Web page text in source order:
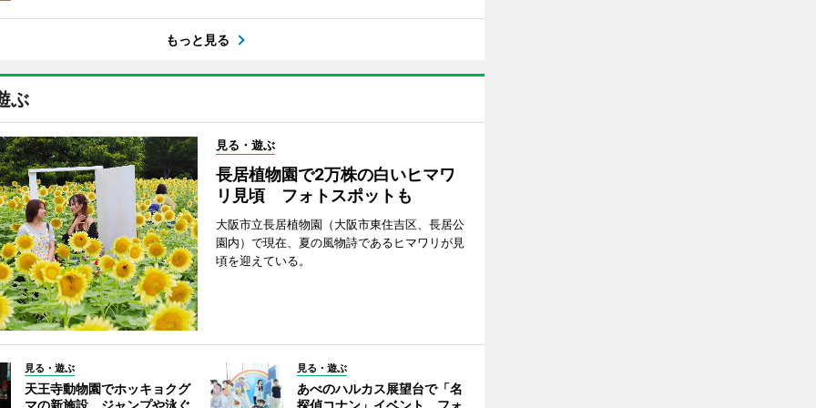
もっと見る
ぶ
見る・遊ぶ
長居植物園で2万株の白いヒマワ
リ見頃 フォトスポットも
大阪市立長居植物園（大阪市東住吉区、長居公
園内）で現在、夏の風物詩であるヒマワリが見
頃を迎えている。
見る・遊ぶ
天王寺動物園でホッキョクグ
マの新施設 ジャンプや泳ぐ
見る・遊ぶ
あべのハルカス展望台で「名
探偵コナン」イベント フォ